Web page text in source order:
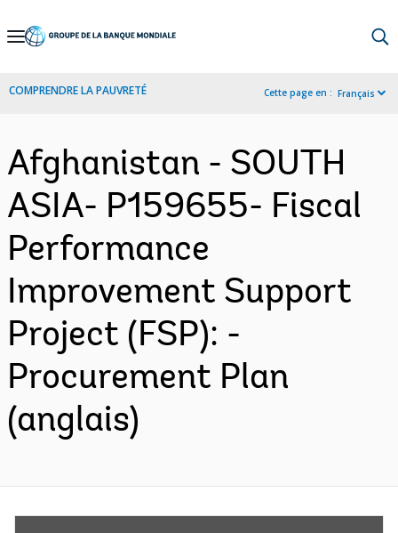
Skip
Navigation
COMPRENDRE LA PAUVRETÉ Cette page en : Français
Afghanistan - SOUTH
ASIA- P159655- Fiscal
Performance
Improvement Support
Project (FSP): -
Procurement Plan
(anglais)